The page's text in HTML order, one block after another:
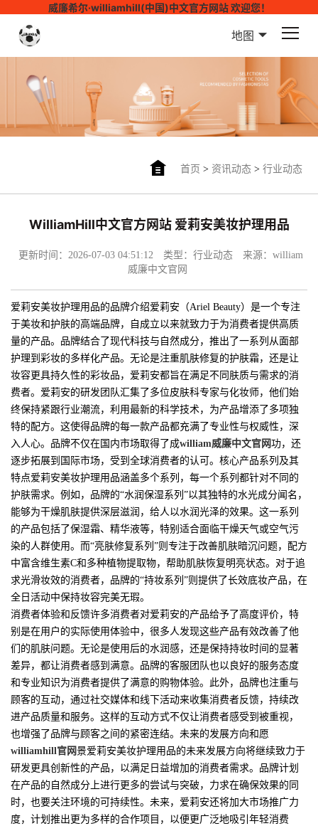
威廉希尔·williamhill(中国)中文官方网站 欢迎您！
地图
首页 > 资讯动态> 行业动态
WilliamHill中文官方网站 爱莉安美妆护理用品
更新时间：2026-07-03 04:51:12 类型：行业动态
来源：william
威廉中文官网
爱莉安美妆护理用品的品牌介绍爱莉安（Ariel Beauty）是一个专注
于美妆和护肤的高端品牌，自成立以来就致力于为消费者提供高质
量的产品。品牌结合了现代科技与自然成分，推出了一系列从面部
护理到彩妆的多样化产品。无论是注重肌肤修复的护肤霜，还是让
妆容更具持久性的彩妆品，爱莉安都旨在满足不同肤质与需求的消
费者。爱莉安的研发团队汇集了多位皮肤科专家与化妆师，他们始
终保持紧跟行业潮流，利用最新的科学技术，为产品增添了多项独
特的配方。这使得品牌的每一款产品都充满了专业性与权威性，深
入人心。品牌不仅在国内市场取得了成william威廉中文官网功，还
逐步拓展到国际市场，受到全球消费者的认可。核心产品系列及其
特点爱莉安美妆护理用品涵盖多个系列，每一个系列都针对不同的
护肤需求。例如，品牌的“水润保湿系列”以其独特的水光成分闻名，
能够为干燥肌肤提供深层滋润，给人以水润光泽的效果。这一系列
的产品包括了保湿霜、精华液等，特别适合面临干燥天气或空气污
染的人群使用。而“亮肤修复系列”则专注于改善肌肤暗沉问题，配方
中富含维生素C和多种植物提取物，帮助肌肤恢复明亮状态。对于追
求光滑妆效的消费者，品牌的“持妆系列”则提供了长效底妆产品，在
全日活动中保持妆容完美无瑕。
消费者体验和反馈许多消费者对爱莉安的产品给予了高度评价，特
别是在用户的实际使用体验中，很多人发现这些产品有效改善了他
们的肌肤问题。无论是使用后的水润感，还是保持持妆时间的显著
差异，都让消费者感到满意。品牌的客服团队也以良好的服务态度
和专业知识为消费者提供了满意的购物体验。此外，品牌也注重与
顾客的互动，通过社交媒体和线下活动来收集消费者反馈，持续改
进产品质量和服务。这样的互动方式不仅让消费者感受到被重视，
也增强了品牌与顾客之间的紧密连结。未来的发展方向和愿
williamhill官网景爱莉安美妆护理用品的未来发展方向将继续致力于
研发更具创新性的产品，以满足日益增加的消费者需求。品牌计划
在产品的自然成分上进行更多的尝试与突破，力求在确保效果的同
时，也要关注环境的可持续性。未来，爱莉安还将加大市场推广力
度，计划推出更为多样的合作项目，以便更广泛地吸引年轻消费